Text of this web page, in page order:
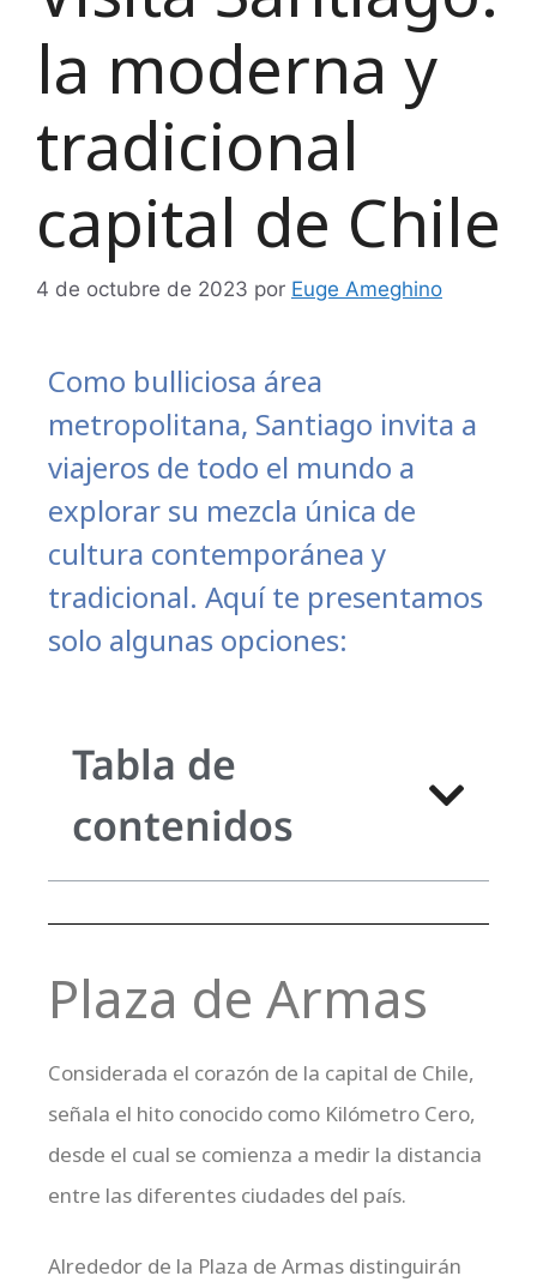
la moderna y
tradicional
capital de Chile
4 de octubre de 2023 por Euge Ameghino
Como bulliciosa área
metropolitana, Santiago invita a
viajeros de todo el mundo a
explorar su mezcla única de
cultura contemporánea y
tradicional. Aquí te presentamos
solo algunas opciones:
Tabla de
contenidos
Plaza de Armas
Considerada el corazón de la capital de Chile,
señala el hito conocido como Kilómetro Cero,
desde el cual se comienza a medir la distancia
entre las diferentes ciudades del país.
Alrededor de la Plaza de Armas distinguirán